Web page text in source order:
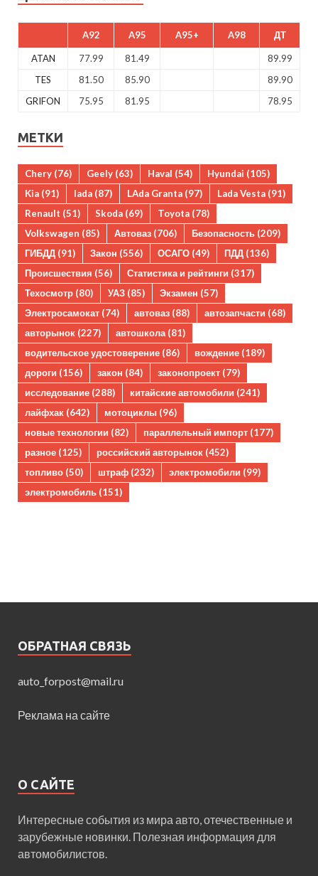
A92 A95 A95+ A98 ДТ
ATAN 77.99 81.49
89.99
TES
81.50 85.90
89.90
GRIFON
75.95 81.95 78.95
МЕТКИ
Chery (76) Geely (63) Haval (54) Hyundai (105)
Kia (91) lada (87) LAda Granta (97) Lada Vesta (91)
Renault (51) Skoda (69) Toyota (78)
Volkswagen (85) Автоваз (706) Безопасность (209)
ГИБДД (91) Закон (556) ОСАГО (49) ПДД (136)
Происшествия (56) Статистика и рейтинги (317)
Техосмотр (80) УАЗ (85) Экзамен (57)
Электросамокат (74) автоваз (88) автозапчасти (68)
авторынок (227) автошкола(81)
водительское удостоверение (86) вождение (189)
дороги (156) закон (84) законопроект (79)
исследование (288) китайские автомобили (241)
лайфхак (642) мотоциклы (96)
новые технологии (82) параллельный импорт (177)
разное (125) российский авторынок (452)
топливо (50) штраф (232) электромобили (99)
электромобиль (151)
ОБРАТНАЯ СВЯЗЬ
auto_forpost@mail.ru
Реклама на сайте
О САЙТЕ
Интересные события из мира авто, отечественные и
зарубежные новинки. Полезная информация для
автомобилистов.